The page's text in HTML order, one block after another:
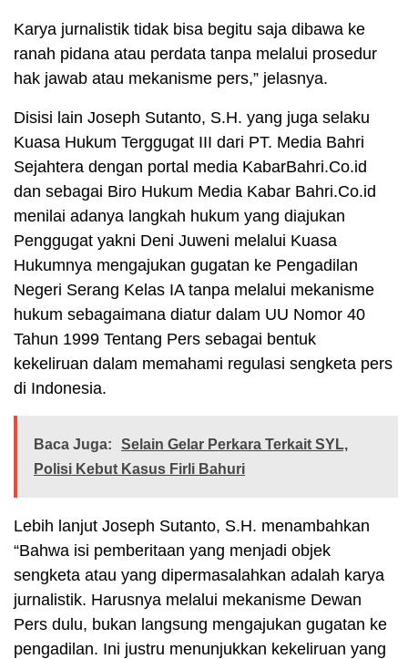
Karya jurnalistik tidak bisa begitu saja dibawa ke
ranah pidana atau perdata tanpa melalui prosedur
hak jawab atau mekanisme pers,” jelasnya.
Disisi lain Joseph Sutanto, S.H. yang juga selaku
Kuasa Hukum Terggugat III dari PT. Media Bahri
Sejahtera dengan portal media KabarBahri.Co.id
dan sebagai Biro Hukum Media Kabar Bahri.Co.id
menilai adanya langkah hukum yang diajukan
Penggugat yakni Deni Juweni melalui Kuasa
Hukumnya mengajukan gugatan ke Pengadilan
Negeri Serang Kelas IA tanpa melalui mekanisme
hukum sebagaimana diatur dalam UU Nomor 40
Tahun 1999 Tentang Pers sebagai bentuk
kekeliruan dalam memahami regulasi sengketa pers
di Indonesia.
Baca Juga:
Selain Gelar Perkara Terkait SYL,
Polisi Kebut Kasus Firli Bahuri
Lebih lanjut Joseph Sutanto, S.H. menambahkan
“Bahwa isi pemberitaan yang menjadi objek
sengketa atau yang dipermasalahkan adalah karya
jurnalistik. Harusnya melalui mekanisme Dewan
Pers dulu, bukan langsung mengajukan gugatan ke
pengadilan. Ini justru menunjukkan kekeliruan yang